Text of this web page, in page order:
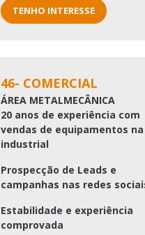
TENHO INTERESSE
46- COMERCIAL
ÁREA METALMECÂNICA
20 anos de experiência com
vendas de equipamentos
industrial
Prospecção de Leads e
campanhas nas redes
Estabilidade e experiência
comprovada